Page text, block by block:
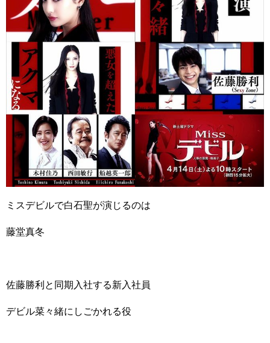
ミスデビルで白石聖が演じるのは
藤堂真冬
佐藤勝利と同期入社する新入社員
デビル菜々緒にしごかれる役